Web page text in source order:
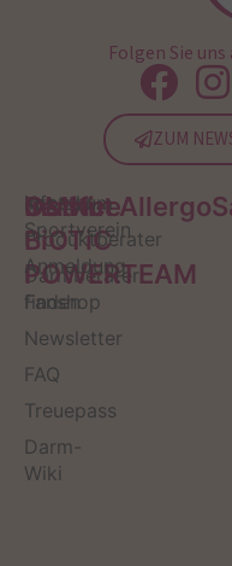
Folgen Sie
ZUM
Service
Kontakt
Produktberater
Darmberater
finden
Newsletter
FAQ
Treuepass
Darm-
Wiki
OMNi-
BiOTiC
POWERTEAM
Infos zum
Sportverein
Anmeldung
Fanshop
Institut